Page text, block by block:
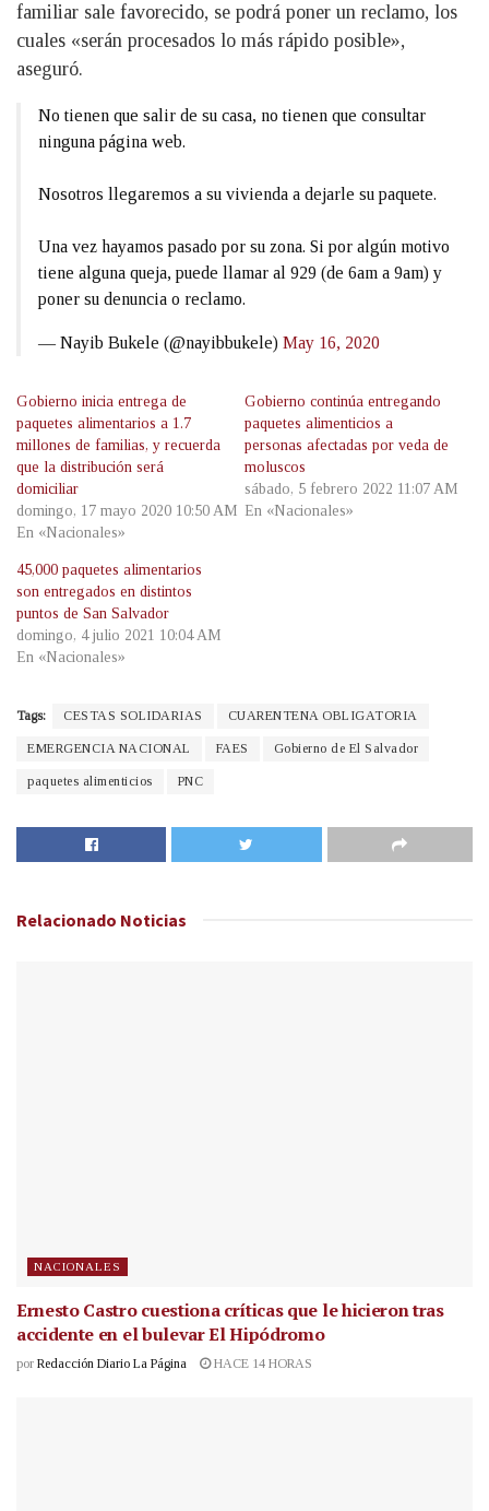
familiar sale favorecido, se podrá poner un reclamo, los
cuales «serán procesados lo más rápido posible»,
aseguró.
No tienen que salir de su casa, no tienen que consultar
ninguna página web.
Nosotros llegaremos a su vivienda a dejarle su paquete.
Una vez hayamos pasado por su zona. Si por algún motivo
tiene alguna queja, puede llamar al 929 (de 6am a 9am) y
poner su denuncia o reclamo.
— Nayib Bukele (@nayibbukele) May 16, 2020
Gobierno inicia entrega de
paquetes alimentarios a 1.7
millones de familias, y recuerda
que la distribución será
domiciliar
domingo, 17 mayo 2020 10:50 AM
En «Nacionales»
Gobierno continúa entregando
paquetes alimenticios a
personas afectadas por veda de
moluscos
sábado, 5 febrero 2022 11:07 AM
En «Nacionales»
45,000 paquetes alimentarios
son entregados en distintos
puntos de San Salvador
domingo, 4 julio 2021 10:04 AM
En «Nacionales»
Tags: CESTAS SOLIDARIAS CUARENTENA OBLIGATORIA
EMERGENCIA NACIONAL FAES Gobierno de El Salvador
paquetes alimenticios PNC
Relacionado Noticias
NACIONALES
Ernesto Castro cuestiona críticas que le hicieron tras
accidente en el bulevar El Hipódromo
por Redacción Diario La Página HACE 14 HORAS